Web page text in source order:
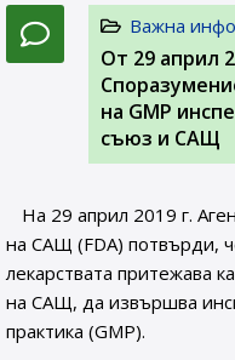
Важна
От 29 април
на GMP
съюз и САЩ
На 29 април 2019 г.
на САЩ (FDA) потвърди,
лекарствата притежава
на САЩ, да извършва
практика (GMP).